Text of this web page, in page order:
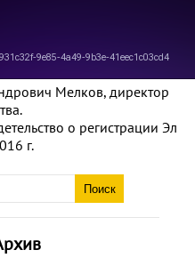
Мелков, директор
о регистрации Эл
г.